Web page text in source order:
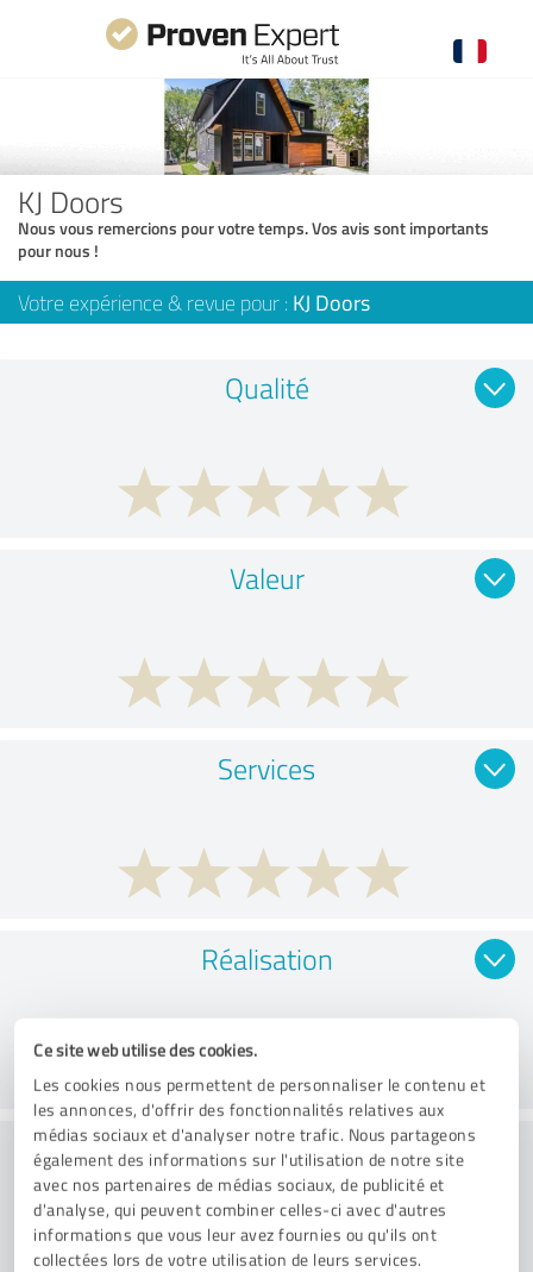
Ce site web utilise des cookies.
Les cookies nous permettent de personnaliser le contenu et
les annonces, d'offrir des fonctionnalités relatives aux
médias sociaux et d'analyser notre trafic. Nous partageons
également des informations sur l'utilisation de notre site
avec nos partenaires de médias sociaux, de publicité et
d'analyse, qui peuvent combiner celles-ci avec d'autres
informations que vous leur avez fournies ou qu'ils ont
collectées lors de votre utilisation de leurs services.
KJ Doors
Nous vous remercions pour votre temps. Vos avis sont importants
pour nous !
Votre expérience & revue pour : KJ Doors
Qualité
Valeur
Services
Réalisation
Conseil